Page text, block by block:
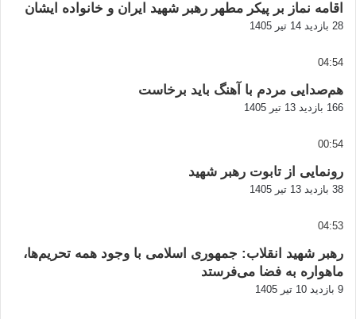
اقامه نماز بر پیکر مطهر رهبر شهید ایران و خانواده ایشان
28 بازدید 14 تیر 1405
04:54
هم‌صدایی مردم با آهنگ باید برخاست
166 بازدید 13 تیر 1405
00:54
رونمایی از تابوت رهبر شهید
38 بازدید 13 تیر 1405
04:53
رهبر شهید انقلاب: جمهوری اسلامی با وجود همه تحریم‌ها،
ماهواره به فضا می‌فرستد
9 بازدید 10 تیر 1405